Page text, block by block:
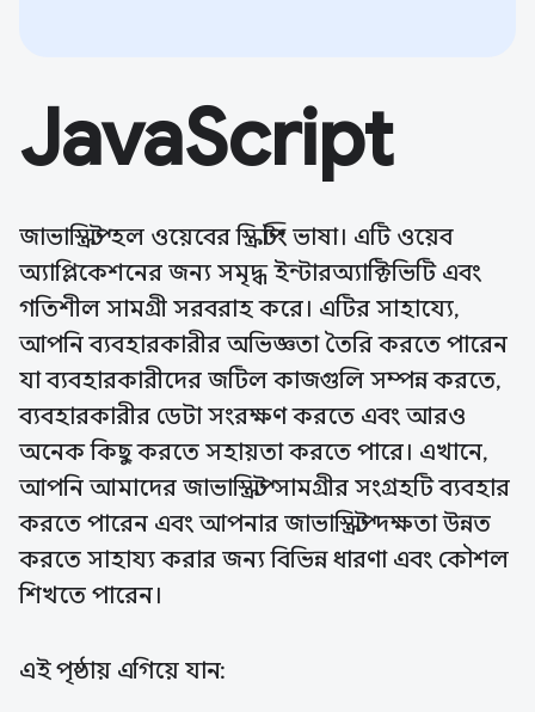
JavaScript
জাভাস্ক্রিপ্ট হল ওয়েবের স্ক্রিপ্টিং ভাষা। এটি ওয়েব
অ্যাপ্লিকেশনের জন্য সমৃদ্ধ ইন্টারঅ্যাক্টিভিটি এবং
গতিশীল সামগ্রী সরবরাহ করে। এটির সাহায্যে,
আপনি ব্যবহারকারীর অভিজ্ঞতা তৈরি করতে পারেন
যা ব্যবহারকারীদের জটিল কাজগুলি সম্পন্ন করতে,
ব্যবহারকারীর ডেটা সংরক্ষণ করতে এবং আরও
অনেক কিছু করতে সহায়তা করতে পারে। এখানে,
আপনি আমাদের জাভাস্ক্রিপ্ট সামগ্রীর সংগ্রহটি ব্যবহার
করতে পারেন এবং আপনার জাভাস্ক্রিপ্ট দক্ষতা উন্নত
করতে সাহায্য করার জন্য বিভিন্ন ধারণা এবং কৌশল
শিখতে পারেন।
এই পৃষ্ঠায় এগিয়ে যান: